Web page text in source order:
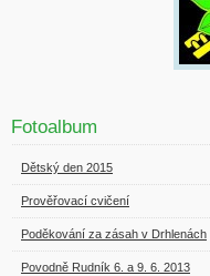
Fotoalbum
Dětský den 2015
Prověřovací cvičení
Poděkování za zásah v Drhlenách
Povodně Rudník 6. a 9. 6. 2013